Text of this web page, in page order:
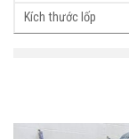
Kích thước lốp